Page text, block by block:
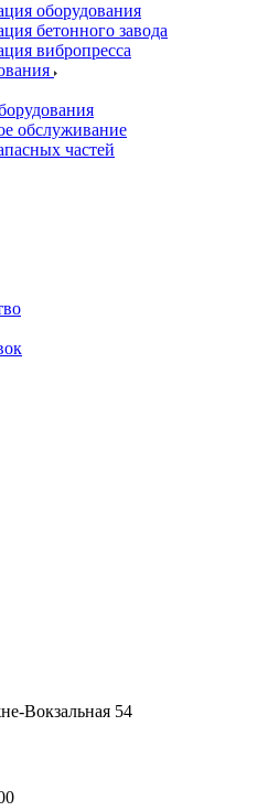
оборудования
бетонного завода
вибропресса
обслуживание
частей
Вокзальная 54